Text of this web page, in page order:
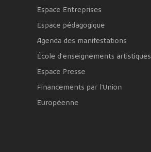
Espace Entreprises
Espace pédagogique
Agenda des manifestations
École d'enseignements artistiques
Espace Presse
Financements par l'Union
Européenne